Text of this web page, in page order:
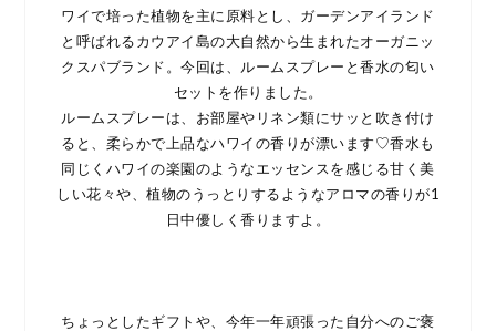
ワイで培った植物を主に原料とし、ガーデンアイランド
と呼ばれるカウアイ島の大自然から生まれたオーガニッ
クスパブランド。今回は、ルームスプレーと香水の匂い
セットを作りました。
ルームスプレーは、お部屋やリネン類にサッと吹き付け
ると、柔らかで上品なハワイの香りが漂います♡香水も
同じくハワイの楽園のようなエッセンスを感じる甘く美
しい花々や、植物のうっとりするようなアロマの香りが1
日中優しく香りますよ。
ちょっとしたギフトや、今年一年頑張った自分へのご褒